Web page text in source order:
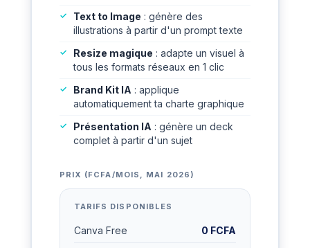
Text to Image : génère des
illustrations à partir d'un prompt texte
Resize magique : adapte un visuel à
tous les formats réseaux en 1 clic
Brand Kit IA : applique
automatiquement ta charte graphique
Présentation IA : génère un deck
complet à partir d'un sujet
PRIX (FCFA/MOIS, MAI 2026)
TARIFS DISPONIBLES
Canva Free 0 FCFA